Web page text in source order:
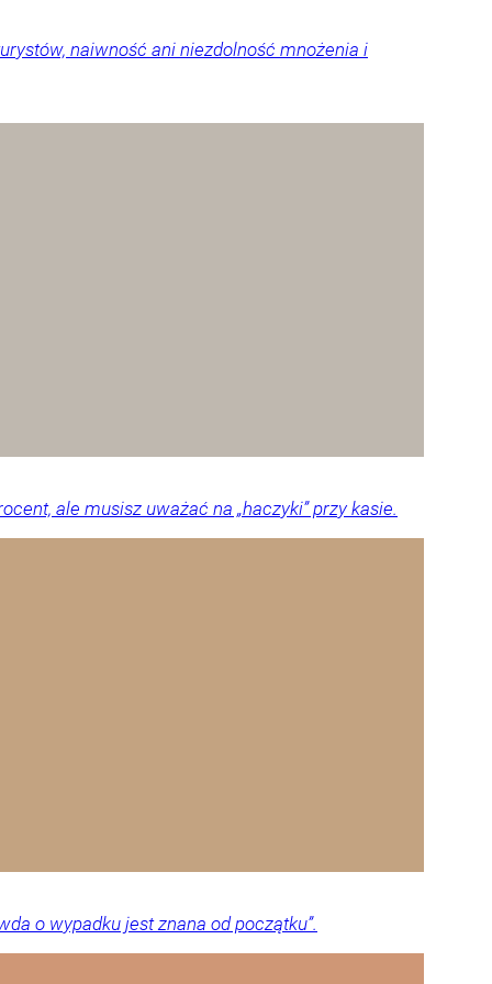
naiwność ani niezdolność mnożenia i
ale musisz uważać na „haczyki” przy kasie.
o wypadku jest znana od początku”.